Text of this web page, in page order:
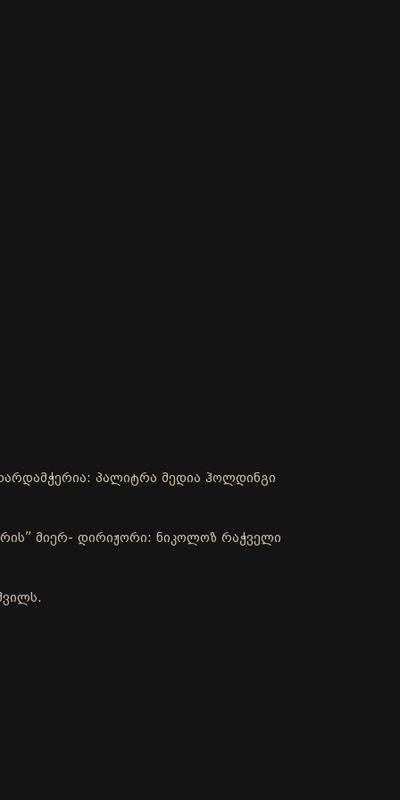
პალიტრა მედია ჰოლდინგი
მიერ- დირიჟორი: ნიკოლოზ რაჭველი